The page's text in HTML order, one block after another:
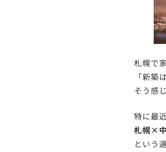
札幌で
「新築
そう感
特に最
札幌×
という